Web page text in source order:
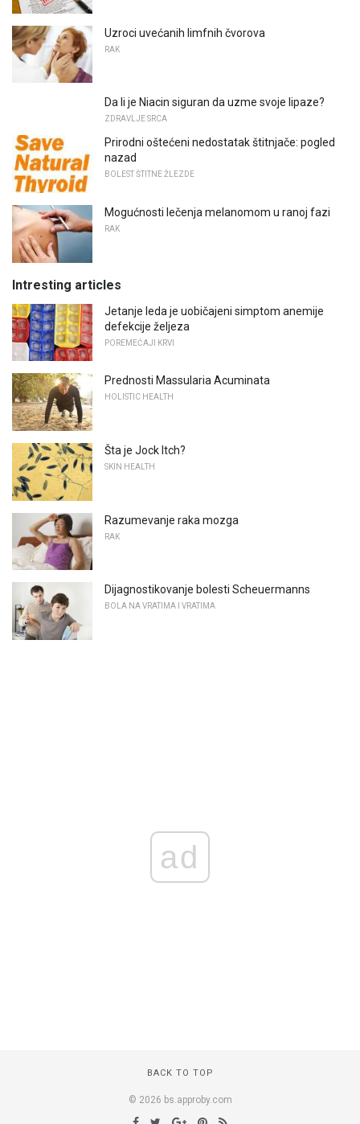
Uzroci uvećanih limfnih čvorova
RAK
Da li je Niacin siguran da uzme svoje lipaze?
ZDRAVLJE SRCA
Prirodni oštećeni nedostatak štitnjače: pogled
nazad
BOLEST ŠTITNE ŽLEZDE
Mogućnosti lečenja melanomom u ranoj fazi
RAK
Intresting articles
Jetanje leda je uobičajeni simptom anemije
defekcije željeza
POREMEĆAJI KRVI
Prednosti Massularia Acuminata
HOLISTIC HEALTH
Šta je Jock Itch?
SKIN HEALTH
Razumevanje raka mozga
RAK
Dijagnostikovanje bolesti Scheuermanns
BOLA NA VRATIMA I VRATIMA
ad
BACK TO TOP
© 2026 bs.approby.com